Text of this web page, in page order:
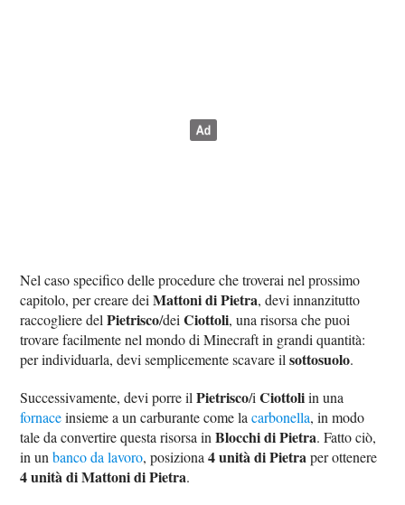
Nel caso specifico delle procedure che troverai nel prossimo
capitolo, per creare deiMattoni di Pietra, devi innanzitutto
raccogliere delPietrisco/deiCiottoli, una risorsa che puoi
trovare facilmente nel mondo di Minecraft in grandi quantità:
per individuarla, devi semplicemente scavare ilsottosuolo.
Successivamente, devi porre ilPietrisco/iCiottoliin una
fornaceinsieme a un carburante come lacarbonella, in modo
tale da convertire questa risorsa inBlocchi di Pietra. Fatto ciò,
in unbanco da lavoro, posiziona4 unità di Pietraper ottenere
4 unità di Mattoni di Pietra.